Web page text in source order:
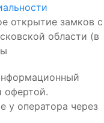
открытие замков с
области (в
офертой.
у оператора через